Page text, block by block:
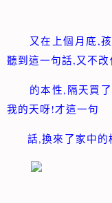
又在 上個月底 ,
聽到這一句話, 又不改
的本性, 隔天買
我的天呀 !才這一句
話,換來了家中的